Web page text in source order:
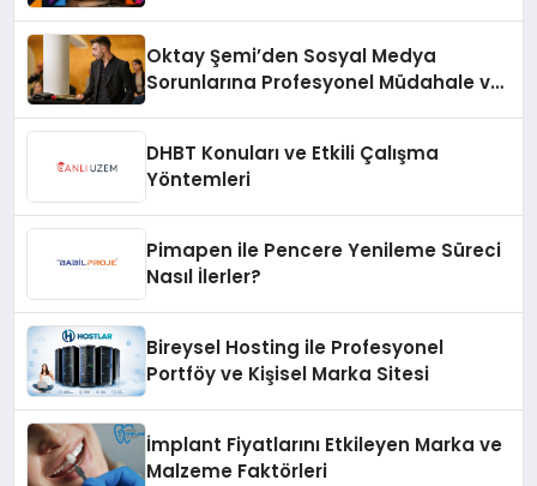
Oktay Şemi’den Sosyal Medya
Sorunlarına Profesyonel Müdahale ve
DHBT Konuları ve Etkili Çalışma
Yöntemleri
Pimapen ile Pencere Yenileme Süreci
Nasıl İlerler?
Bireysel Hosting ile Profesyonel
Portföy ve Kişisel Marka Sitesi
İmplant Fiyatlarını Etkileyen Marka ve
Malzeme Faktörleri